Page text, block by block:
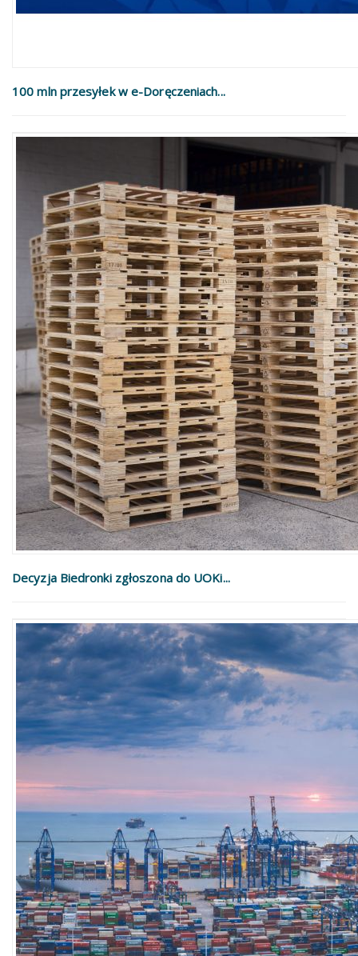
100 mln przesyłek w e-Doręczeniach...
Decyzja Biedronki zgłoszona do UOKi...